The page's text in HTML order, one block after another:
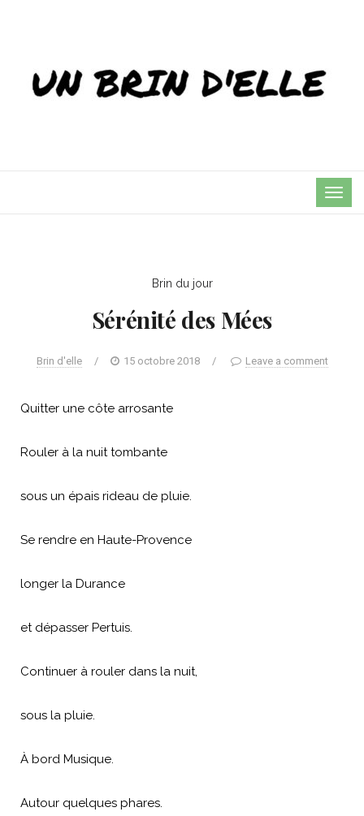
Brin du jour
Sérénité des Mées
Brin d'elle / 15 octobre 2018 / Leave a comment
Quitter une côte arrosante
Rouler à la nuit tombante
sous un épais rideau de pluie.
Se rendre en Haute-Provence
longer la Durance
et dépasser Pertuis.
Continuer à rouler dans la nuit,
sous la pluie.
À bord Musique.
Autour quelques phares.